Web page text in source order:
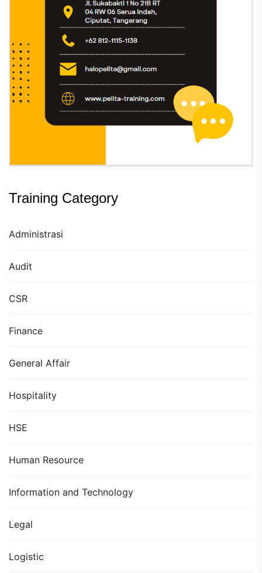
Training Category
Administrasi
Audit
CSR
Finance
General Affair
Hospitality
HSE
Human Resource
Information and Technology
Legal
Logistic